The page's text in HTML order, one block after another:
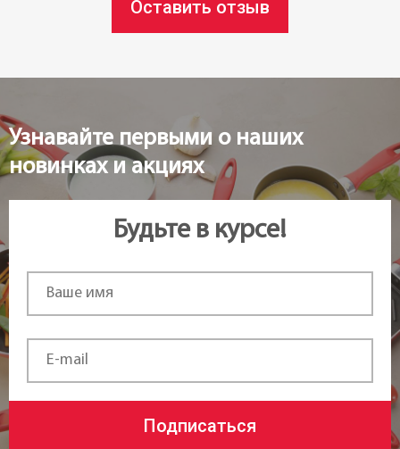
Оставить отзыв
Узнавайте первыми о наших
новинках и акциях
Будьте в курсе!
Подписаться